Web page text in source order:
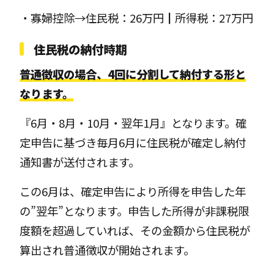
・寡婦控除→住民税：26万円┃所得税：27万円
住民税の納付時期
普通徴収の場合、4回に分割して納付する形と
なります。
『6月・8月・10月・翌年1月』となります。確
定申告に基づき毎月6月に住民税が確定し納付
通知書が送付されます。
この6月は、確定申告により所得を申告した年
の”翌年”となります。申告した所得が非課税限
度額を超過していれば、その金額から住民税が
算出され普通徴収が開始されます。